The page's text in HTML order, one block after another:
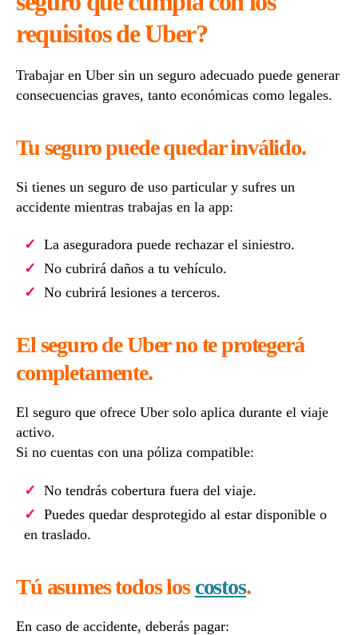
requisitos de Uber?
Trabajar en Uber sin un seguro adecuado puede generar
consecuencias graves, tanto económicas como legales.
Tu seguro puede quedar inválido.
Si tienes un seguro de uso particular y sufres un
accidente mientras trabajas en la app:
La aseguradora puede rechazar el siniestro.
No cubrirá daños a tu vehículo.
No cubrirá lesiones a terceros.
El seguro de Uber no te protegerá
completamente.
El seguro que ofrece Uber solo aplica durante el viaje
activo.
Si no cuentas con una póliza compatible:
No tendrás cobertura fuera del viaje.
Puedes quedar desprotegido al estar disponible o
en traslado.
Tú asumes todos loscostos.
En caso de accidente, deberás pagar: